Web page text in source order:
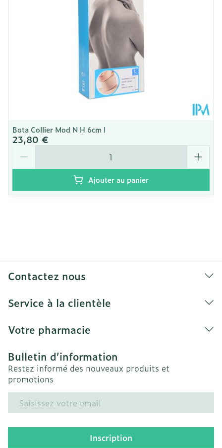
Température ambiante (15°C -
25°C)
Bota Collier Mod N H 6cm l
23,80 €
Ajouter au panier
Contactez nous
Service à la clientèle
Votre pharmacie
Bulletin d’information
Restez informé des nouveaux produits et
promotions
Adresse mail
Inscription